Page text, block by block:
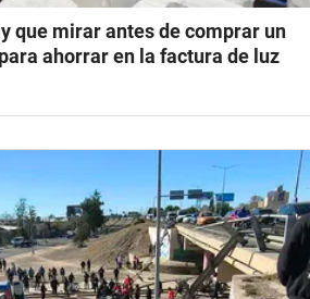
que mirar antes de comprar un
ahorrar en la factura de luz